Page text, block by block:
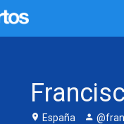
España